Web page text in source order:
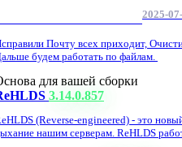
2025-
Почту всех приходит,
будем работать по файлам.
для вашей сборки
3.14.0.857
(Reverse-engineered) - это
нашим серверам. ReHLDS